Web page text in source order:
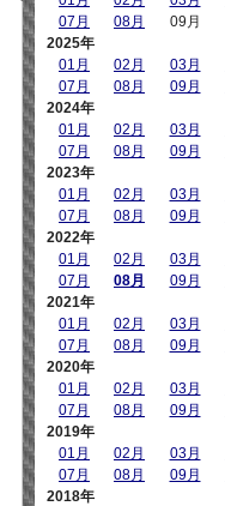
07月
08月 09月
2025年
01月
02月 03月
07月
08月 09月
2024年
01月
02月 03月
07月
08月 09月
2023年
01月
02月 03月
07月
08月 09月
2022年
01月
02月 03月
07月
08月 09月
2021年
01月
02月 03月
07月
08月 09月
2020年
01月
02月 03月
07月
08月 09月
2019年
01月
02月 03月
07月
08月 09月
2018年